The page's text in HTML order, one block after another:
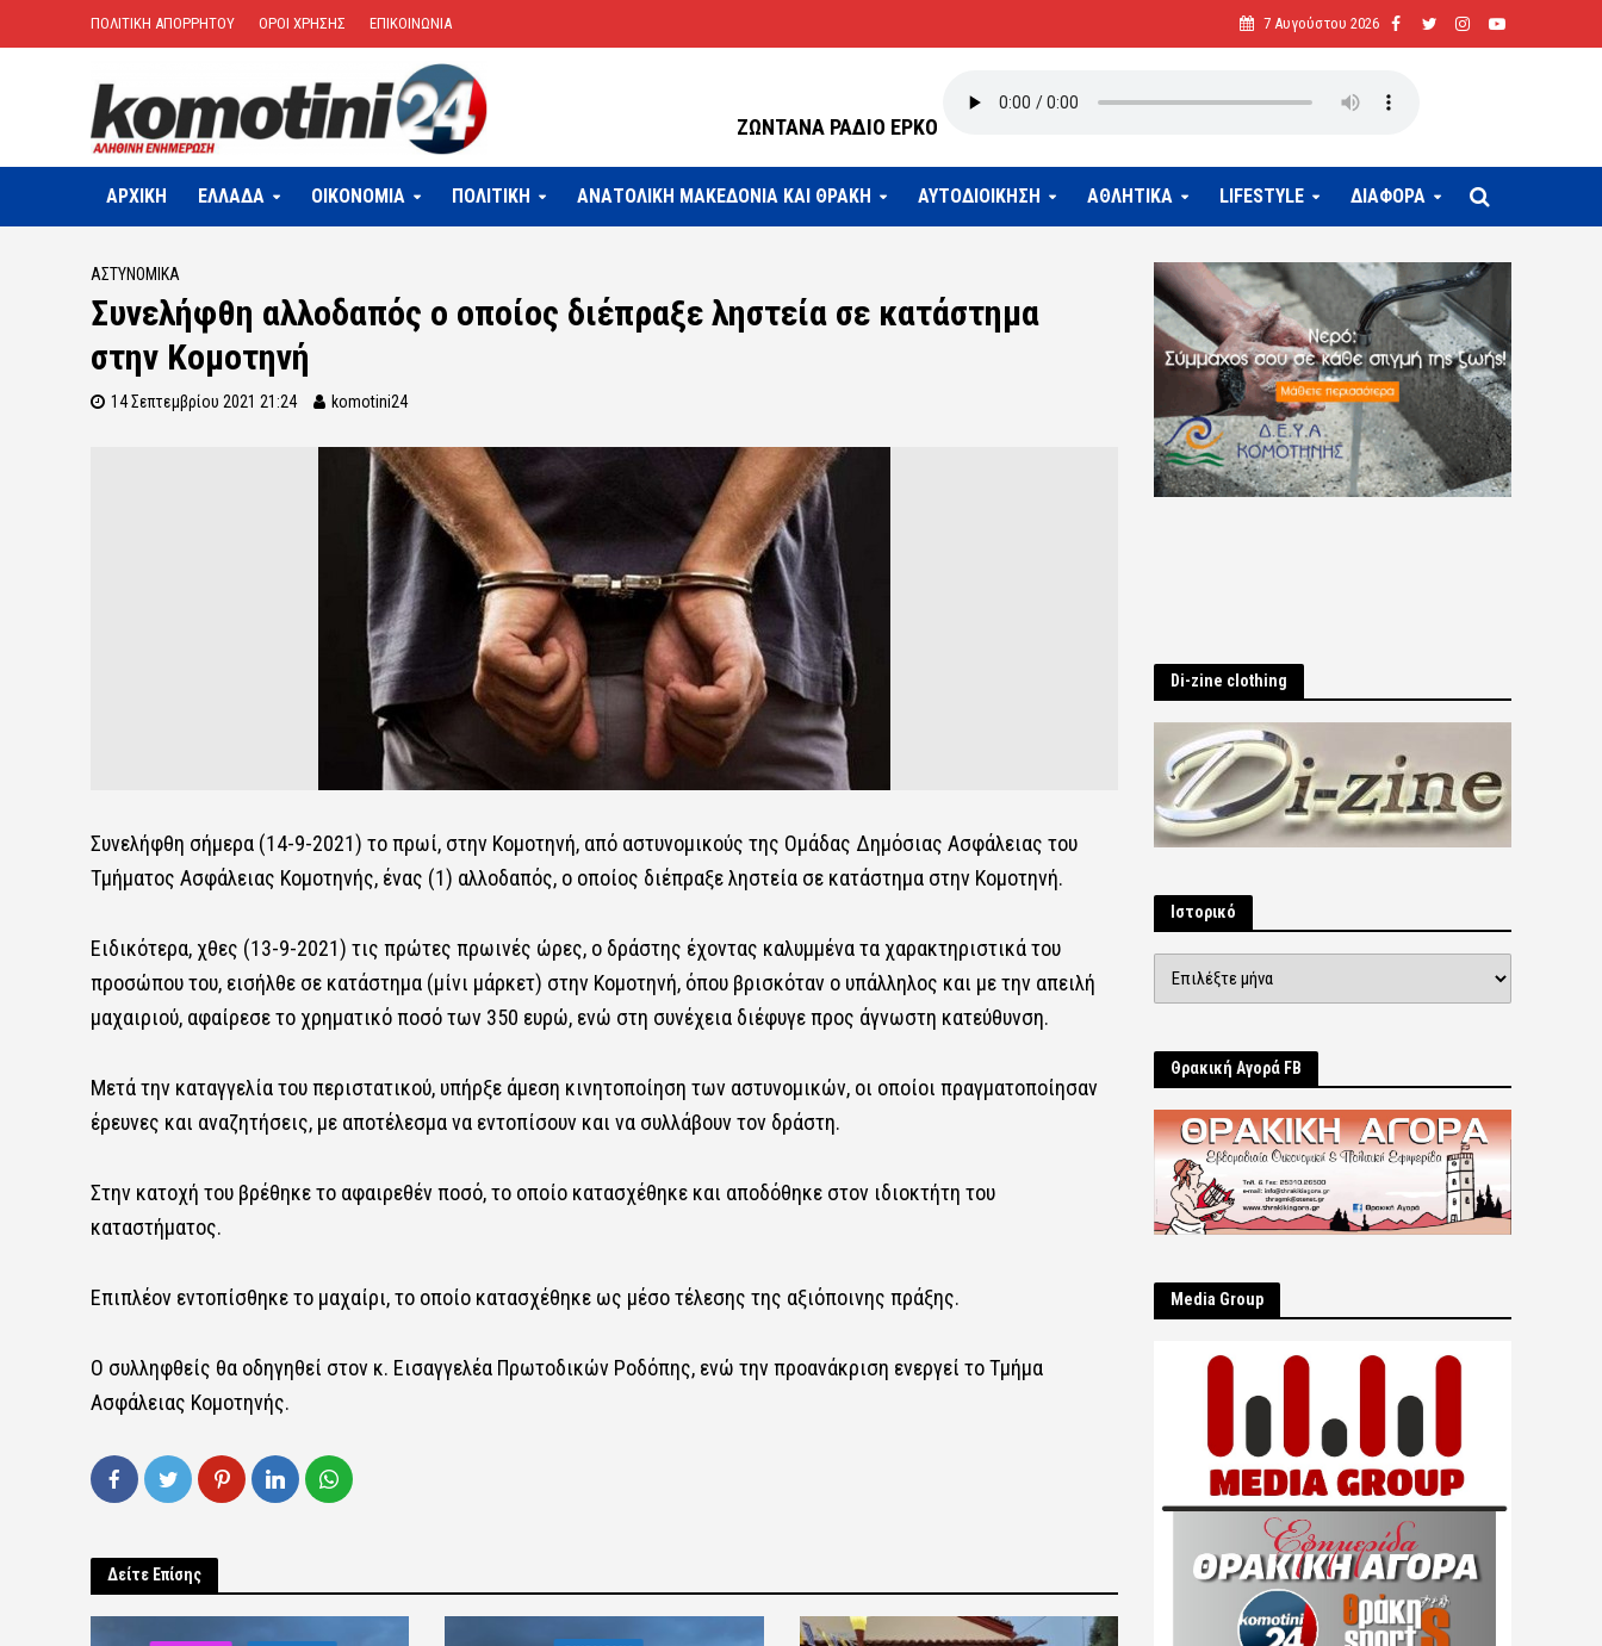
ΠΟΛΙΤΙΚΗ ΑΠΟΡΡΗΤΟΥ ΟΡΟΙ ΧΡΗΣΗΣ ΕΠΙΚΟΙΝΩΝΙΑ 7 Αυγούστου 2026
ΖΩΝΤΑΝΑ ΡΑΔΙΟ ΕΡΚΟ
ΑΡΧΙΚΗ ΕΛΛΑΔΑ OIKONOMIA ΠΟΛΙΤΙΚΗ ΑΝΑΤΟΛΙΚΗ ΜΑΚΕΔΟΝΙΑ ΚΑΙ ΘΡΑΚΗ ΑΥΤΟΔΙΟΙΚΗΣΗ ΑΘΛΗΤΙΚΑ LIFESTYLE ΔΙΑΦΟΡΑ
ΑΣΤΥΝΟΜΙΚΆ
Συνελήφθη αλλοδαπός ο οποίος διέπραξε ληστεία σε κατάστημα
στην Κομοτηνή
14 Σεπτεμβρίου 2021 21:24 komotini24
Συνελήφθη σήμερα (14-9-2021) το πρωί, στην Κομοτηνή, από αστυνομικούς της Ομάδας Δημόσιας Ασφάλειας του
Τμήματος Ασφάλειας Κομοτηνής, ένας (1) αλλοδαπός, ο οποίος διέπραξε ληστεία σε κατάστημα στην Κομοτηνή.
Ειδικότερα, χθες (13-9-2021) τις πρώτες πρωινές ώρες, ο δράστης έχοντας καλυμμένα τα χαρακτηριστικά του
προσώπου του, εισήλθε σε κατάστημα (μίνι μάρκετ) στην Κομοτηνή, όπου βρισκόταν ο υπάλληλος και με την απειλή
μαχαιριού, αφαίρεσε το χρηματικό ποσό των 350 ευρώ, ενώ στη συνέχεια διέφυγε προς άγνωστη κατεύθυνση.
Μετά την καταγγελία του περιστατικού, υπήρξε άμεση κινητοποίηση των αστυνομικών, οι οποίοι πραγματοποίησαν
έρευνες και αναζητήσεις, με αποτέλεσμα να εντοπίσουν και να συλλάβουν τον δράστη.
Στην κατοχή του βρέθηκε το αφαιρεθέν ποσό, το οποίο κατασχέθηκε και αποδόθηκε στον ιδιοκτήτη του
καταστήματος.
Επιπλέον εντοπίσθηκε το μαχαίρι, το οποίο κατασχέθηκε ως μέσο τέλεσης της αξιόποινης πράξης.
Ο συλληφθείς θα οδηγηθεί στον κ. Εισαγγελέα Πρωτοδικών Ροδόπης, ενώ την προανάκριση ενεργεί το Τμήμα
Ασφάλειας Κομοτηνής.
Δείτε Επίσης
Di-zine clothing
Ιστορικό
Θρακική Αγορά FB
Μedia Group